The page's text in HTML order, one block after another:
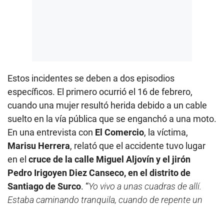
Estos incidentes se deben a dos episodios
específicos. El primero ocurrió el 16 de febrero,
cuando una mujer resultó herida debido a un cable
suelto en la vía pública que se enganchó a una moto.
En una entrevista con El Comercio, la víctima,
Marisu Herrera, relató que el accidente tuvo lugar
en el cruce de la calle Miguel Aljovín y el jirón
Pedro Irigoyen Diez Canseco, en el distrito de
Santiago de Surco. “Yo vivo a unas cuadras de allí.
Estaba caminando tranquila, cuando de repente un